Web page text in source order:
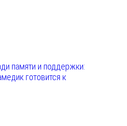
памяти и поддержки:
готовится к